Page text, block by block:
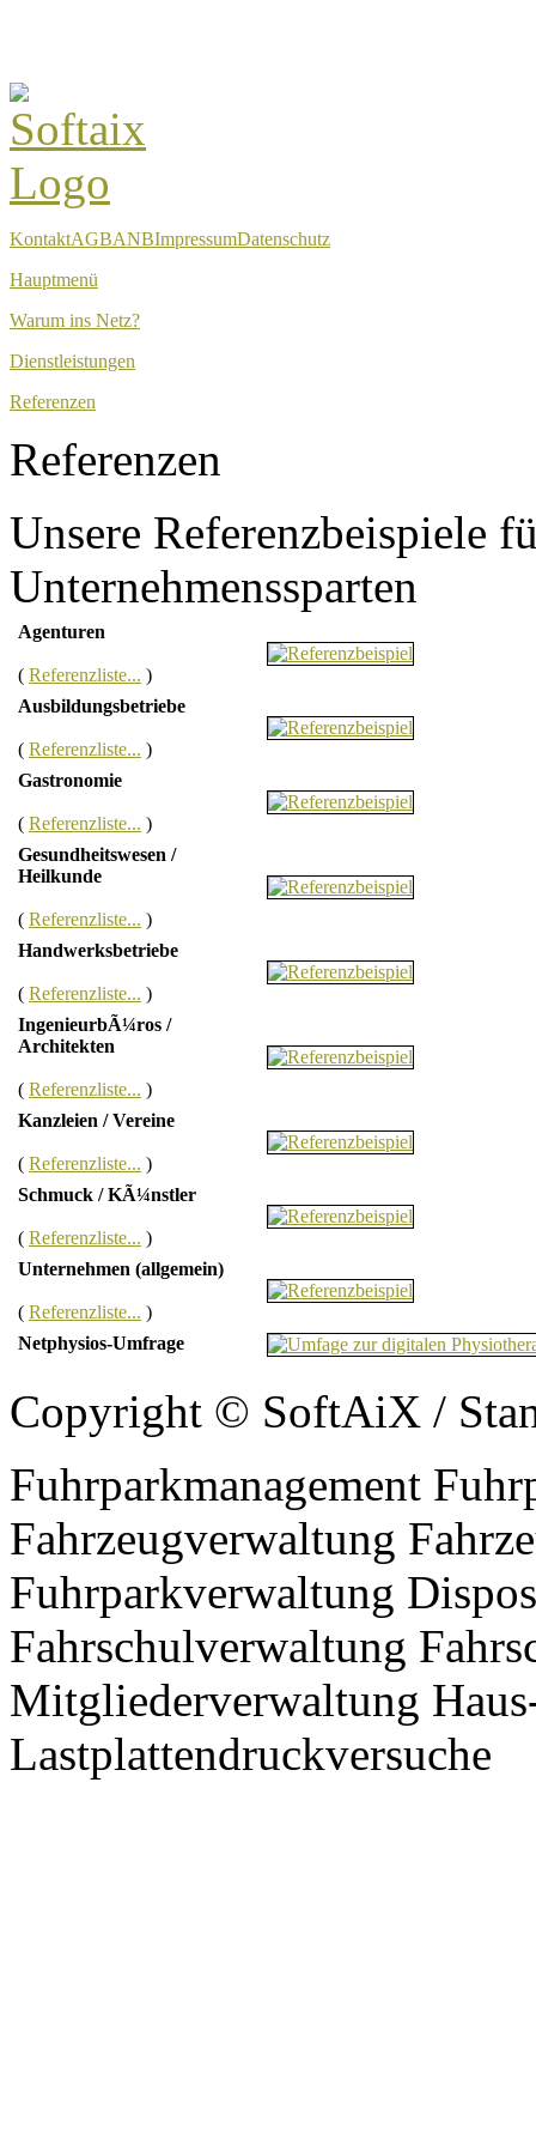
KontaktAGBANBImpressumDatenschutz
Hauptmenü
Warum ins Netz?
Dienstleistungen
Referenzen
Referenzen
Unsere Referenzbeispiele
Unternehmenssparten
Agenturen
( Referenzliste... )
Ausbildungsbetriebe
( Referenzliste... )
Gastronomie
( Referenzliste... )
Gesundheitswesen /
Heilkunde
( Referenzliste... )
Handwerksbetriebe
( Referenzliste... )
IngenieurbÃ¼ros /
Architekten
( Referenzliste... )
Kanzleien / Vereine
( Referenzliste... )
Schmuck / KÃ¼nstler
( Referenzliste... )
Unternehmen (allgemein)
( Referenzliste... )
Netphysios-Umfrage
Copyright © SoftAiX /
Fuhrparkmanagement
Fahrzeugverwaltung
Fuhrparkverwaltung
Fahrschulverwaltung
Mitgliederverwaltung
Lastplattendruckversuche